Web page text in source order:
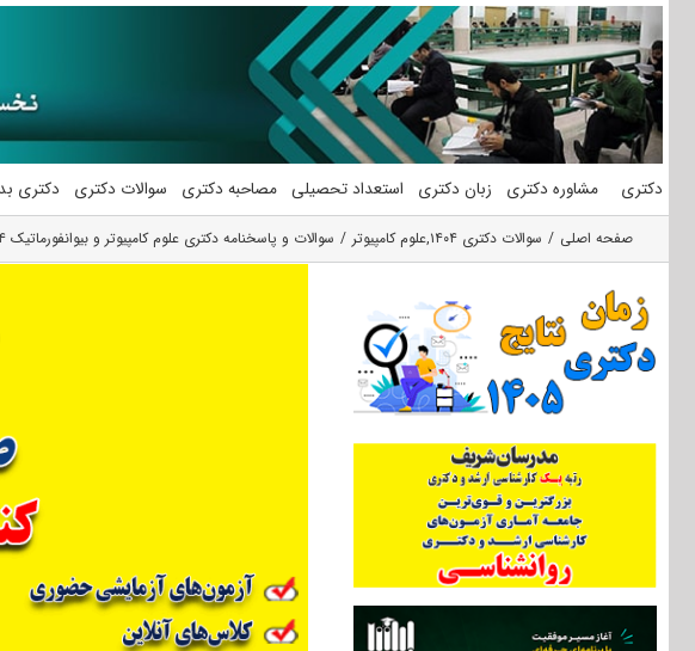
محتوا
دکتری مشاوره دکتری زبان دکتری استعداد تحصیلی مصاحبه دکتری سوالات دکتری دکتری
صفحه اصلی سوالات دکتری ۱۴۰۴ ,علوم کامپیوتر سوالات و پاسخنامه دکتری علوم کامپیوتر و بیوانفورماتیک ۱۴۰۴